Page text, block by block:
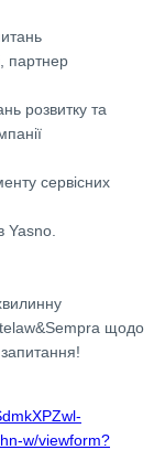
партнер
розвитку та
сервісних
Yasno.
щодо
w/viewform?